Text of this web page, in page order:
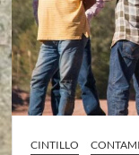
CINTILLO